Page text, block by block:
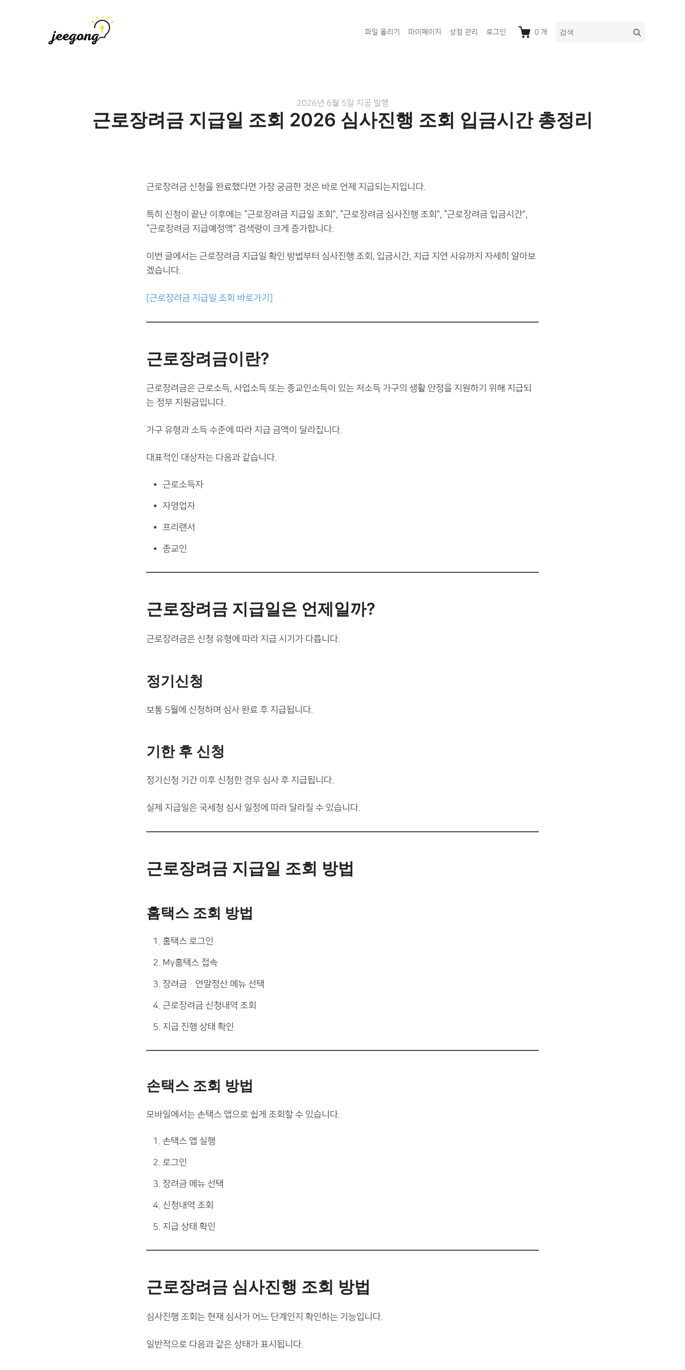
파일 올리기 마이페이지 상점 관리 로그인 0 개
검
게
시
2026년 6월 5일 지공 발행
근로장려금 지급일 조회 2026 심사진행 조회 입금시간 총정리
근로장려금 신청을 완료했다면 가장 궁금한 것은 바로 언제 지급되는지입니다.
특히 신청이 끝난 이후에는 “근로장려금 지급일 조회”, “근로장려금 심사진행 조회”, “근로장려금 입금시간”,
“근로장려금 지급예정액” 검색량이 크게 증가합니다.
이번 글에서는 근로장려금 지급일 확인 방법부터 심사진행 조회, 입금시간, 지급 지연 사유까지 자세히 알아보
겠습니다.
[근로장려금 지급일 조회 바로가기]
근로장려금이란?
근로장려금은 근로소득, 사업소득 또는 종교인소득이 있는 저소득 가구의 생활 안정을 지원하기 위해 지급되
는 정부 지원금입니다.
가구 유형과 소득 수준에 따라 지급 금액이 달라집니다.
대표적인 대상자는 다음과 같습니다.
근로소득자
자영업자
프리랜서
종교인
근로장려금 지급일은 언제일까?
근로장려금은 신청 유형에 따라 지급 시기가 다릅니다.
정기신청
보통 5월에 신청하며 심사 완료 후 지급됩니다.
기한 후 신청
정기신청 기간 이후 신청한 경우 심사 후 지급됩니다.
실제 지급일은 국세청 심사 일정에 따라 달라질 수 있습니다.
근로장려금 지급일 조회 방법
홈택스 조회 방법
홈택스 로그인
My홈택스 접속
장려금·연말정산 메뉴 선택
근로장려금 신청내역 조회
지급 진행 상태 확인
손택스 조회 방법
모바일에서는 손택스 앱으로 쉽게 조회할 수 있습니다.
손택스 앱 실행
로그인
장려금 메뉴 선택
신청내역 조회
지급 상태 확인
근로장려금 심사진행 조회 방법
심사진행 조회는 현재 심사가 어느 단계인지 확인하는 기능입니다.
일반적으로 다음과 같은 상태가 표시됩니다.